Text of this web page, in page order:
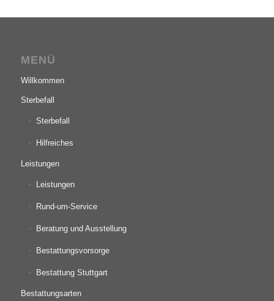
MENÜ
Willkommen
Sterbefall
Sterbefall
Hilfreiches
Leistungen
Leistungen
Rund-um-Service
Beratung und Ausstellung
Bestattungsvorsorge
Bestattung Stuttgart
Bestattungsarten